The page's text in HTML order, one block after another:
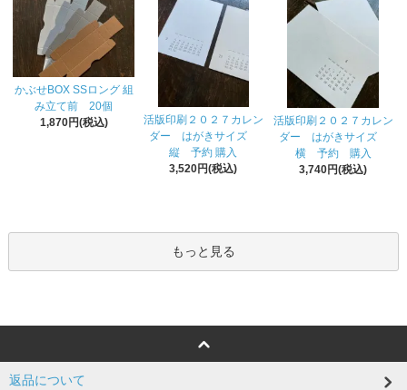
かぶせBOX SSロング 組
み立て前 20個
1,870円(税込)
活版印刷２０２７カレン
ダー はがきサイズ
縦 予約 購入
3,520円(税込)
活版印刷２０２７カレン
ダー はがきサイズ
横 予約 購入
3,740円(税込)
もっと見る
返品について